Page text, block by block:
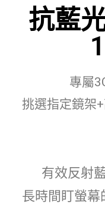
抗藍
專屬
挑選指定鏡架
有效反射
長時間盯螢幕